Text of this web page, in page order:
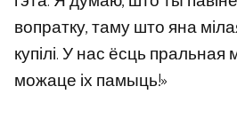
вопратку, таму што яна
купілі. У нас ёсць
можаце іх памыць!»